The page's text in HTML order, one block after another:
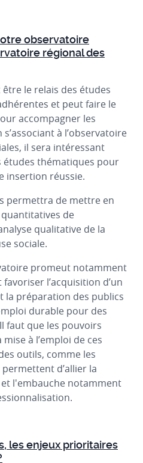
observatoire
régional des
le relais des études
et peut faire le
accompagner les
à l’observatoire
il sera intéressant
études thématiques pour
insertion réussie.
permettra de mettre en
de
qualitative de la
sociale.
promeut notamment
l’acquisition d’un
la préparation des publics
durable pour des
faut que les pouvoirs
à l’emploi de ces
outils, comme les
d’allier la
l'embauche notamment
les enjeux prioritaires